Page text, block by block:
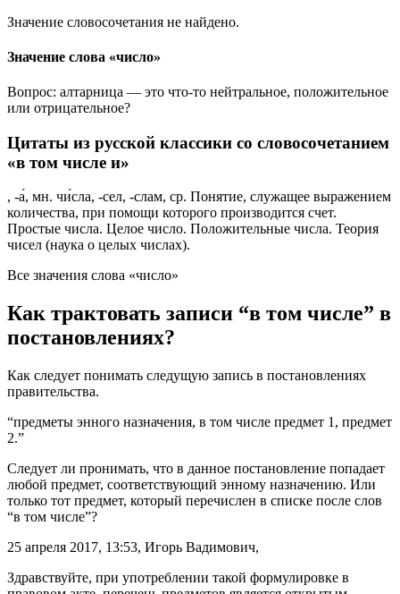
Значение словосочетания не найдено.
Значение слова «число»
Вопрос: алтарница — это что-то нейтральное, положительное
или отрицательное?
Цитаты из русской классики со словосочетанием
«в том числе и»
, -а́, мн. чи́сла, -сел, -слам, ср. Понятие, служащее выражением
количества, при помощи которого производится счет.
Простые числа. Целое число. Положительные числа. Теория
чисел (наука о целых числах).
Все значения слова «число»
Как трактовать записи “в том числе” в
постановлениях?
Как следует понимать следущую запись в постановлениях
правительства.
“предметы энного назначения, в том числе предмет 1, предмет
2.”
Следует ли пронимать, что в данное постановление попадает
любой предмет, соответствующий энному назначению. Или
только тот предмет, который перечислен в списке после слов
“в том числе”?
25 апреля 2017, 13:53, Игорь Вадимович,
Здравствуйте, при употреблении такой формулировке в